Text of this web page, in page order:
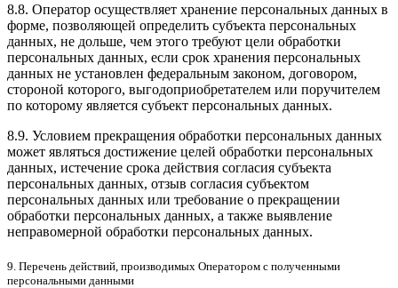
8.8. Оператор осуществляет хранение персональных данных в
форме, позволяющей определить субъекта персональных
данных, не дольше, чем этого требуют цели обработки
персональных данных, если срок хранения персональных
данных не установлен федеральным законом, договором,
стороной которого, выгодоприобретателем или поручителем
по которому является субъект персональных данных.
8.9. Условием прекращения обработки персональных данных
может являться достижение целей обработки персональных
данных, истечение срока действия согласия субъекта
персональных данных, отзыв согласия субъектом
персональных данных или требование о прекращении
обработки персональных данных, а также выявление
неправомерной обработки персональных данных.
9. Перечень действий, производимых Оператором с полученными
персональными данными